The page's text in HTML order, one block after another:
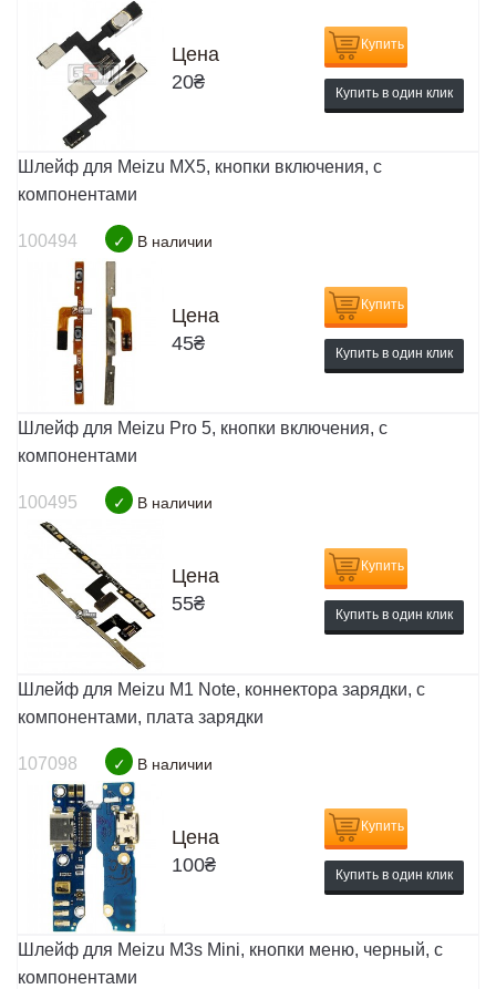
Цена
20₴
Купить
Купить в один клик
Шлейф для Meizu MX5, кнопки включения, с
компонентами
100494 ✓ В наличии
Цена
45₴
Купить
Купить в один клик
Шлейф для Meizu Pro 5, кнопки включения, с
компонентами
100495 ✓ В наличии
Цена
55₴
Купить
Купить в один клик
Шлейф для Meizu M1 Note, коннектора зарядки, с
компонентами, плата зарядки
107098 ✓ В наличии
Цена
100₴
Купить
Купить в один клик
Шлейф для Meizu M3s Mini, кнопки меню, черный, с
компонентами